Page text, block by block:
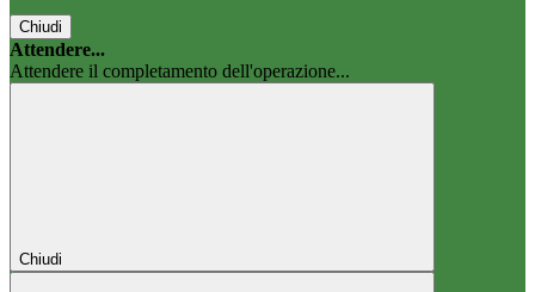
Chiudi
Attendere...
Attendere il completamento dell'operazione...
Chiudi